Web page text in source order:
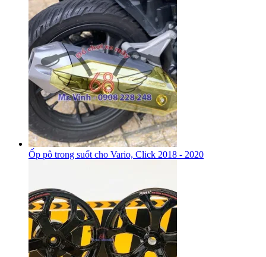
Ốp pô trong suốt cho Vario, Click 2018 - 2020